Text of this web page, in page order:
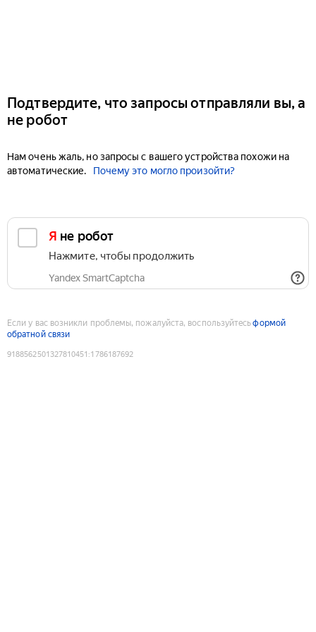
Подтвердите, что запросы отправляли вы, а
не робот
Нам очень жаль, но запросы с вашего устройства похожи на
автоматические.
Почему это могло произойти?
Я не робот
Нажмите, чтобы продолжить
Yandex SmartCaptcha
Если у вас возникли проблемы, пожалуйста, воспользуйтесьформой
обратной связи
9188562501327810451 :1786187692